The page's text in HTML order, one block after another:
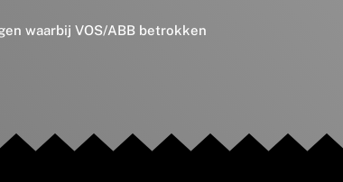
waarbij VOS/ABB betrokken